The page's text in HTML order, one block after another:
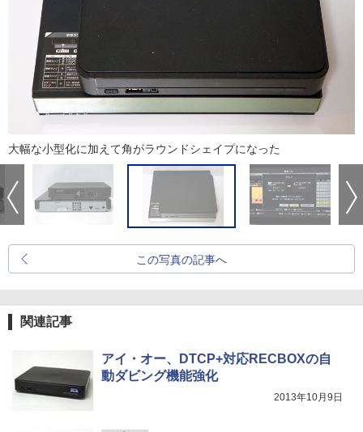
大幅な小型化に加えて角がラウンドシェイプになった
この写真の記事へ
関連記事
アイ・オー、DTCP+対応RECBOXの自
動ダビング機能強化
2013年10月9日